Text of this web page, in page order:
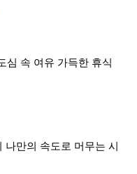
심 속 여유 가득한 휴식
나만의 속도로 머무는 시